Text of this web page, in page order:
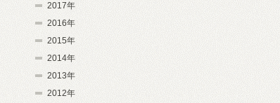
2017年
2016年
2015年
2014年
2013年
2012年